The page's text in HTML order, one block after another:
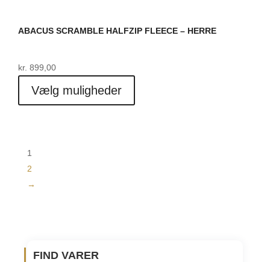
ABACUS SCRAMBLE HALFZIP FLEECE – HERRE
kr. 899,00
Vælg muligheder
Dette
har
1
2
→
FIND VARER